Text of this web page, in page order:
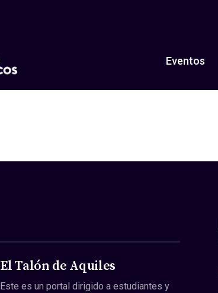
Eventos
El Talón de Aquiles
Este es un portal dirigido a estudiantes y